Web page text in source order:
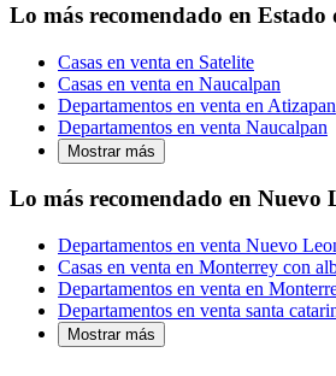
Lo más recomendado en Estado
Casas en venta en Satelite
Casas en venta en Naucalpan
Departamentos en venta en Atizapan
Departamentos en venta Naucalpan
Mostrar más
Lo más recomendado en Nuevo
Departamentos en venta Nuevo
Casas en venta en Monterrey con
Departamentos en venta en
Departamentos en venta santa
Mostrar más